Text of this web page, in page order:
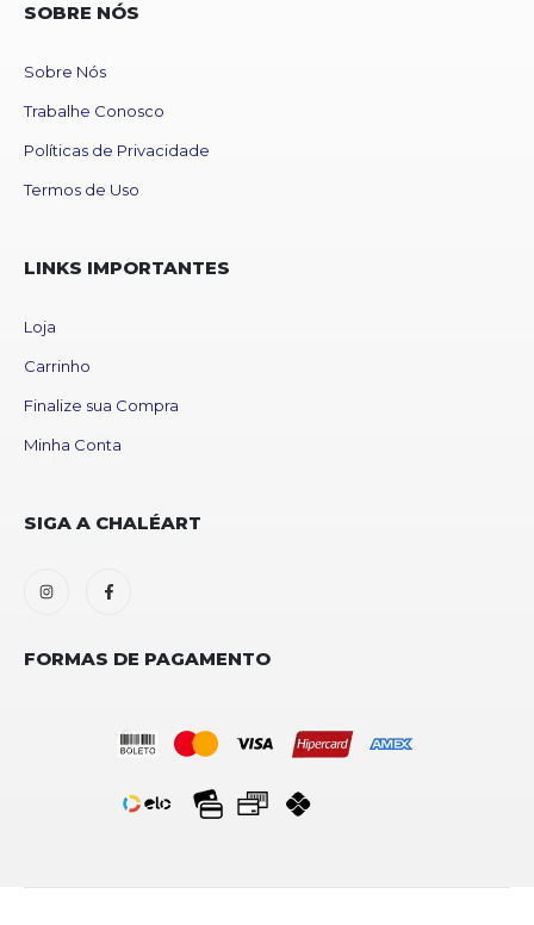
SOBRE NÓS
Sobre Nós
Trabalhe Conosco
Políticas de Privacidade
Termos de Uso
LINKS IMPORTANTES
Loja
Carrinho
Finalize sua Compra
Minha Conta
SIGA A CHALÉART
FORMAS DE PAGAMENTO